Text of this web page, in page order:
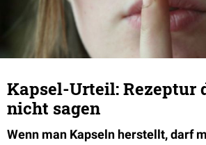
Kapsel-Urteil: Rezeptur
nicht sagen
Wenn man Kapseln herstellt, darf